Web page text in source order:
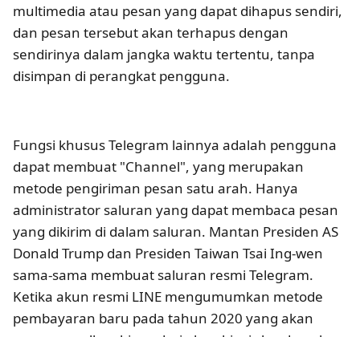
multimedia atau pesan yang dapat dihapus sendiri,
dan pesan tersebut akan terhapus dengan
sendirinya dalam jangka waktu tertentu, tanpa
disimpan di perangkat pengguna.
Fungsi khusus Telegram lainnya adalah pengguna
dapat membuat "Channel", yang merupakan
metode pengiriman pesan satu arah. Hanya
administrator saluran yang dapat membaca pesan
yang dikirim di dalam saluran. Mantan Presiden AS
Donald Trump dan Presiden Taiwan Tsai Ing-wen
sama-sama membuat saluran resmi Telegram.
Ketika akun resmi LINE mengumumkan metode
pembayaran baru pada tahun 2020 yang akan